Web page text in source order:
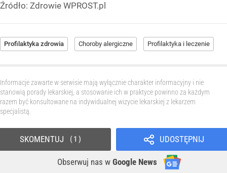
Źródło: Zdrowie WPROST.pl
Profilaktyka zdrowia Choroby alergiczne Profilaktyka i leczenie
Informacje zawarte w serwisie mają wyłącznie charakter informacyjny i nie
stanowią porady lekarskiej, a stosowanie ich w praktyce powinno za każdym
razem być konsultowane na indywidualnej wizycie lekarskiej z lekarzem
specjalistą.
UDOSTĘPNIJ
Obserwuj nas w Google News
SKOMENTUJ 1